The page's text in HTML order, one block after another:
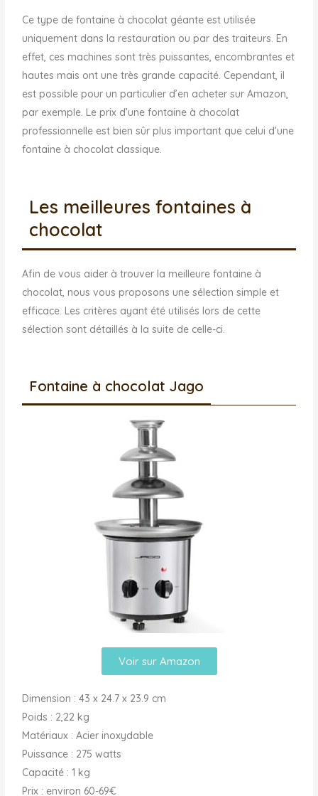
Ce type de fontaine à chocolat géante est utilisée
uniquement dans la restauration ou par des traiteurs. En
effet, ces machines sont très puissantes, encombrantes et
hautes mais ont une très grande capacité. Cependant, il
est possible pour un particulier d’en acheter sur Amazon,
par exemple. Le prix d’une fontaine à chocolat
professionnelle est bien sûr plus important que celui d’une
fontaine à chocolat classique.
Les meilleures fontaines à
chocolat
Afin de vous aider à trouver la meilleure fontaine à
chocolat, nous vous proposons une sélection simple et
efficace. Les critères ayant été utilisés lors de cette
sélection sont détaillés à la suite de celle-ci.
Fontaine à chocolat Jago
Voir sur Amazon
Dimension : ‎43 x 24.7 x 23.9 cm
Poids : 2,22 kg
Matériaux : Acier inoxydable
Puissance : 275 watts
Capacité : 1 kg
Prix : environ 60-69€